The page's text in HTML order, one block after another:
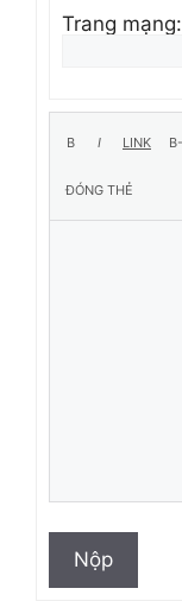
Trang mạng:
Nộp